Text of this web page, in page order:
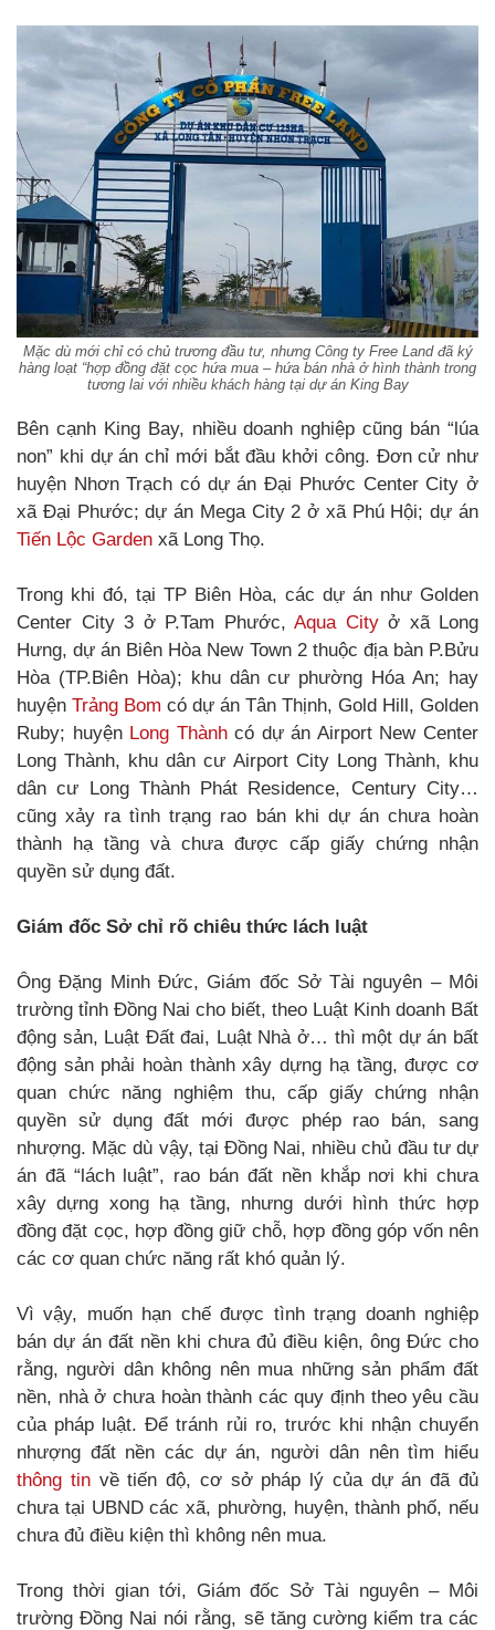
Mặc dù mới chỉ có chủ trương đầu tư, nhưng Công ty Free Land đã ký
hàng loạt “hợp đồng đặt cọc hứa mua – hứa bán nhà ở hình thành trong
tương lai với nhiều khách hàng tại dự án King Bay
Bên cạnh King Bay, nhiều doanh nghiệp cũng bán “lúa
non” khi dự án chỉ mới bắt đầu khởi công. Đơn cử như
huyện Nhơn Trạch có dự án Đại Phước Center City ở
xã Đại Phước; dự án Mega City 2 ở xã Phú Hội; dự án
Tiến Lộc Garden xã Long Thọ.
Trong khi đó, tại TP Biên Hòa, các dự án như Golden
Center City 3 ở P.Tam Phước, Aqua Cityở xã Long
Hưng, dự án Biên Hòa New Town 2 thuộc địa bàn P.Bửu
Hòa (TP.Biên Hòa); khu dân cư phường Hóa An; hay
huyện Trảng Bom có dự án Tân Thịnh, Gold Hill, Golden
Ruby; huyện Long Thànhcó dự án Airport New Center
Long Thành, khu dân cư Airport City Long Thành, khu
dân cư Long Thành Phát Residence, Century City…
cũng xảy ra tình trạng rao bán khi dự án chưa hoàn
thành hạ tầng và chưa được cấp giấy chứng nhận
quyền sử dụng đất.
Giám đốc Sở chỉ rõ chiêu thức lách luật
Ông Đặng Minh Đức, Giám đốc Sở Tài nguyên – Môi
trường tỉnh Đồng Nai cho biết, theo Luật Kinh doanh Bất
động sản, Luật Đất đai, Luật Nhà ở… thì một dự án bất
động sản phải hoàn thành xây dựng hạ tầng, được cơ
quan chức năng nghiệm thu, cấp giấy chứng nhận
quyền sử dụng đất mới được phép rao bán, sang
nhượng. Mặc dù vậy, tại Đồng Nai, nhiều chủ đầu tư dự
án đã “lách luật”, rao bán đất nền khắp nơi khi chưa
xây dựng xong hạ tầng, nhưng dưới hình thức hợp
đồng đặt cọc, hợp đồng giữ chỗ, hợp đồng góp vốn nên
các cơ quan chức năng rất khó quản lý.
Vì vậy, muốn hạn chế được tình trạng doanh nghiệp
bán dự án đất nền khi chưa đủ điều kiện, ông Đức cho
rằng, người dân không nên mua những sản phẩm đất
nền, nhà ở chưa hoàn thành các quy định theo yêu cầu
của pháp luật. Để tránh rủi ro, trước khi nhận chuyển
nhượng đất nền các dự án, người dân nên tìm hiểu
thông tinvề tiến độ, cơ sở pháp lý của dự án đã đủ
chưa tại UBND các xã, phường, huyện, thành phố, nếu
chưa đủ điều kiện thì không nên mua.
Trong thời gian tới, Giám đốc Sở Tài nguyên – Môi
trường Đồng Nai nói rằng, sẽ tăng cường kiểm tra các